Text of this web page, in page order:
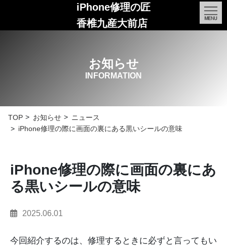
iPhone修理の匠
香椎九産大前店
お知らせ
INFORMATION
TOP お知らせ
ニュース
iPhone修理の際に画面の裏にある黒いシールの意味
iPhone修理の際に画面の裏にあ
る黒いシールの意味
2025.06.01
今回紹介するのは、修理するときに必ずと言ってもい